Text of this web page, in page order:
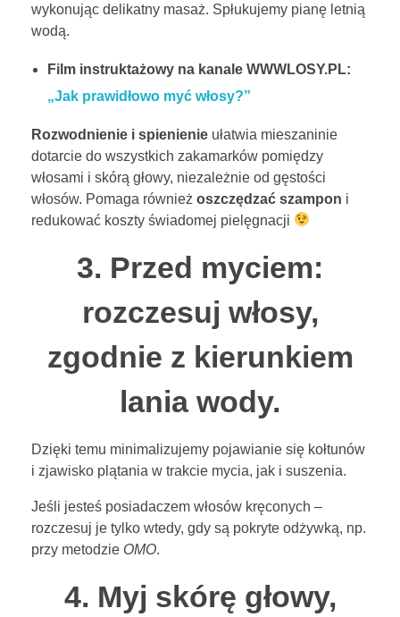
wykonując delikatny masaż. Spłukujemy pianę letnią
wodą.
Film instruktażowy na kanale WWWLOSY.PL:
„Jak prawidłowo myć włosy?”
Rozwodnienie i spienienie ułatwia mieszaninie
dotarcie do wszystkich zakamarków pomiędzy
włosami i skórą głowy, niezależnie od gęstości
włosów. Pomaga również oszczędzać szampon i
redukować koszty świadomej pielęgnacji
3. Przed myciem:
rozczesuj włosy,
zgodnie z kierunkiem
lania wody.
Dzięki temu minimalizujemy pojawianie się kołtunów
i zjawisko plątania w trakcie mycia, jak i suszenia.
Jeśli jesteś posiadaczem włosów kręconych –
rozczesuj je tylko wtedy, gdy są pokryte odżywką, np.
przy metodzie OMO.
4. Myj skórę głowy,